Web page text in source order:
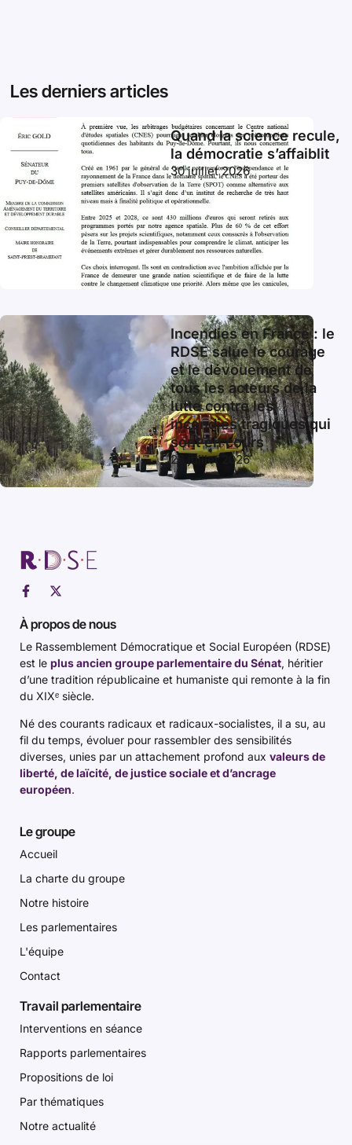
Les derniers articles
Quand la science recule,
la démocratie s’affaiblit
30 juillet 2026
Incendies en France : le
RDSE salue le courage
et le dévouement de
tous les acteurs de la
lutte contre les
incendies tragiques qui
sont en cours
26 juillet 2026
À propos de nous
Le Rassemblement Démocratique et Social Européen (RDSE)
est le plus ancien groupe parlementaire du Sénat, héritier
d’une tradition républicaine et humaniste qui remonte à la fin
du XIXᵉ siècle.
Né des courants radicaux et radicaux-socialistes, il a su, au
fil du temps, évoluer pour rassembler des sensibilités
diverses, unies par un attachement profond aux valeurs de
liberté, de laïcité, de justice sociale et d’ancrage
européen.
Le groupe
Accueil
La charte du groupe
Notre histoire
Les parlementaires
L'équipe
Contact
Travail parlementaire
Interventions en séance
Rapports parlementaires
Propositions de loi
Par thématiques
Notre actualité